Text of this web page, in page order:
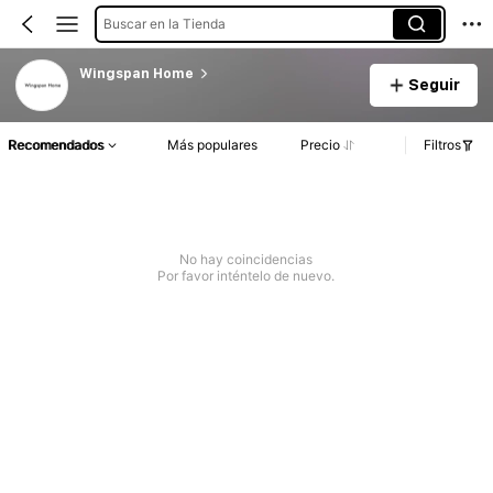
Buscar en la Tienda
Wingspan Home
Seguir
Recomendados Más populares Precio Filtros
No hay coincidencias
Por favor inténtelo de nuevo.